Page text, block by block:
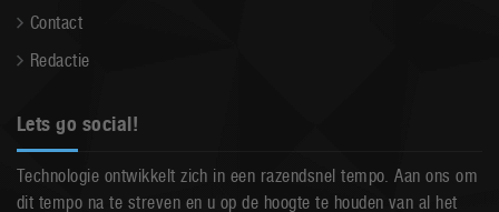
Contact
Redactie
Lets go social!
Technologie ontwikkelt zich in een razendsnel tempo. Aan ons om
dit tempo na te streven en u op de hoogte te houden van al het